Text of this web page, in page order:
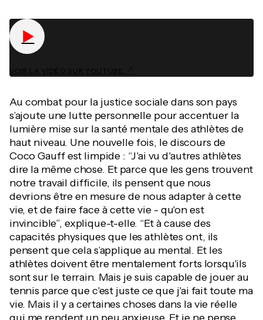
▶
VOIR LA VIDÉO SUR YOUTUBE
Au combat pour la justice sociale dans son pays
s’ajoute une lutte personnelle pour accentuer la
lumière mise sur la santé mentale des athlètes de
haut niveau. Une nouvelle fois, le discours de
Coco Gauff est limpide : “J'ai vu d'autres athlètes
dire la même chose. Et parce que les gens trouvent
notre travail difficile, ils pensent que nous
devrions être en mesure de nous adapter à cette
vie, et de faire face à cette vie - qu'on est
invincible”, explique-t-elle. “Et à cause des
capacités physiques que les athlètes ont, ils
pensent que cela s’applique au mental. Et les
athlètes doivent être mentalement forts lorsqu'ils
sont sur le terrain. Mais je suis capable de jouer au
tennis parce que c'est juste ce que j'ai fait toute ma
vie. Mais il y a certaines choses dans la vie réelle